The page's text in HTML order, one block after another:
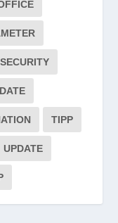
SECURITY
TIPP
UPDATE